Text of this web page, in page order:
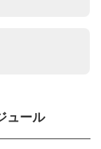
ュール